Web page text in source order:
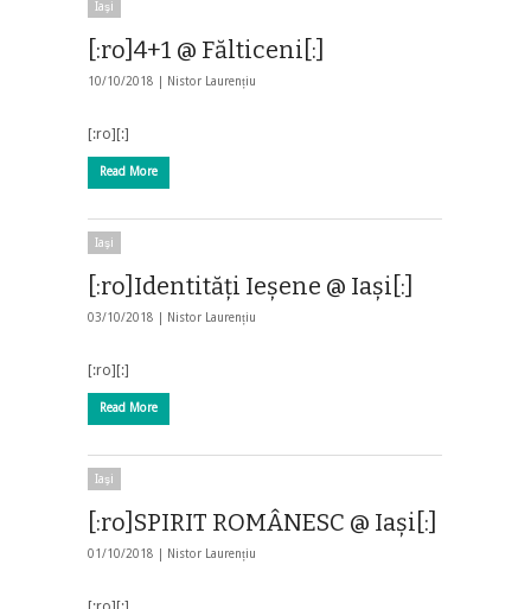
Iaşi
[:ro]4+1 @ Fălticeni[:]
10/10/2018 | Nistor Laurențiu
[:ro][:]
Read More
Iaşi
[:ro]Identități Ieșene @ Iași[:]
03/10/2018 | Nistor Laurențiu
[:ro][:]
Read More
Iaşi
[:ro]SPIRIT ROMÂNESC @ Iași[:]
01/10/2018 | Nistor Laurențiu